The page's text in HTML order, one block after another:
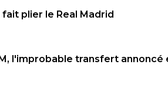
plier le Real Madrid
l'improbable transfert annoncé